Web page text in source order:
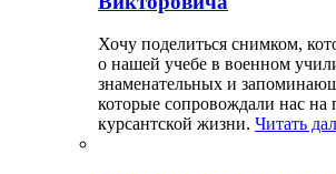
Хочу поделиться снимком,
о нашей учебе в военном
знаменательных и
которые сопровождали нас на
курсантской жизни. Читать